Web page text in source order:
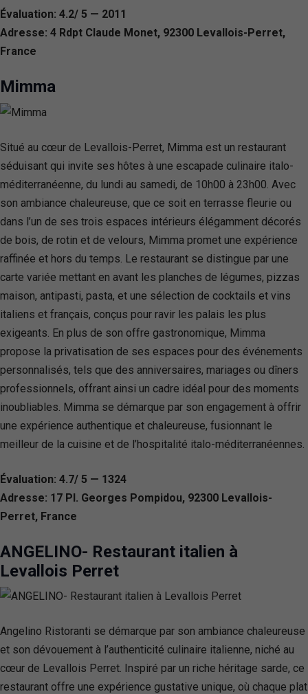
Évaluation: 4.2/ 5 — 2011
Adresse: 4 Rdpt Claude Monet, 92300 Levallois-Perret,
France
Mimma
Situé au cœur de Levallois-Perret, Mimma est un restaurant
séduisant qui invite ses hôtes à une escapade culinaire italo-
méditerranéenne, du lundi au samedi, de 10h00 à 23h00. Avec
son ambiance chaleureuse, que ce soit en terrasse fleurie ou
dans l’un de ses trois espaces intérieurs élégamment décorés
de bois, de rotin et de velours, Mimma promet une expérience
raffinée et hors du temps. Le restaurant se distingue par une
carte variée mettant en avant les planches de légumes, pizzas
maison, antipasti, pasta, et une sélection de cocktails et vins
italiens et français, conçus pour ravir les palais les plus
exigeants. En plus de son offre gastronomique, Mimma
propose la privatisation de ses espaces pour des événements
personnalisés, tels que des anniversaires, mariages ou dîners
professionnels, offrant ainsi un cadre idéal pour des moments
inoubliables. Mimma se démarque par son engagement à offrir
une expérience authentique et chaleureuse, fusionnant le
meilleur de la cuisine et de l’hospitalité italo-méditerranéennes.
Évaluation: 4.7/ 5 — 1324
Adresse: 17 Pl. Georges Pompidou, 92300 Levallois-
Perret, France
ANGELINO- Restaurant italien à
Levallois Perret
Angelino Ristoranti se démarque par son ambiance chaleureuse
et son dévouement à l’authenticité culinaire italienne, niché au
cœur de Levallois Perret. Inspiré par un riche héritage sarde, ce
restaurant offre une expérience gustative unique, où chaque plat